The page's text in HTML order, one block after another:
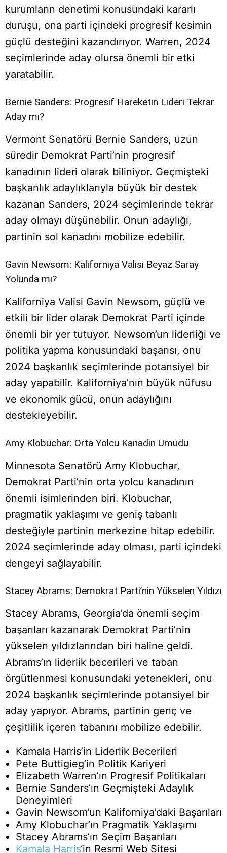
kurumların denetimi konusundaki kararlı
duruşu, ona parti içindeki progresif kesimin
güçlü desteğini kazandırıyor. Warren, 2024
seçimlerinde aday olursa önemli bir etki
yaratabilir.
Bernie Sanders: Progresif Hareketin Lideri Tekrar
Aday mı?
Vermont Senatörü Bernie Sanders, uzun
süredir Demokrat Parti’nin progresif
kanadının lideri olarak biliniyor. Geçmişteki
başkanlık adaylıklarıyla büyük bir destek
kazanan Sanders, 2024 seçimlerinde tekrar
aday olmayı düşünebilir. Onun adaylığı,
partinin sol kanadını mobilize edebilir.
Gavin Newsom: Kaliforniya Valisi Beyaz Saray
Yolunda mı?
Kaliforniya Valisi Gavin Newsom, güçlü ve
etkili bir lider olarak Demokrat Parti içinde
önemli bir yer tutuyor. Newsom’un liderliği ve
politika yapma konusundaki başarısı, onu
2024 başkanlık seçimlerinde potansiyel bir
aday yapabilir. Kaliforniya’nın büyük nüfusu
ve ekonomik gücü, onun adaylığını
destekleyebilir.
Amy Klobuchar: Orta Yolcu Kanadın Umudu
Minnesota Senatörü Amy Klobuchar,
Demokrat Parti’nin orta yolcu kanadının
önemli isimlerinden biri. Klobuchar,
pragmatik yaklaşımı ve geniş tabanlı
desteğiyle partinin merkezine hitap edebilir.
2024 seçimlerinde aday olması, parti içindeki
dengeyi sağlayabilir.
Stacey Abrams: Demokrat Parti’nin Yükselen Yıldızı
Stacey Abrams, Georgia’da önemli seçim
başarıları kazanarak Demokrat Parti’nin
yükselen yıldızlarından biri haline geldi.
Abrams’ın liderlik becerileri ve taban
örgütlenmesi konusundaki yetenekleri, onu
2024 başkanlık seçimlerinde potansiyel bir
aday yapıyor. Abrams, partinin genç ve
çeşitlilik içeren tabanını mobilize edebilir.
Kamala Harris’in Liderlik Becerileri
Pete Buttigieg’in Politik Kariyeri
Elizabeth Warren’ın Progresif Politikaları
Bernie Sanders’ın Geçmişteki Adaylık
Deneyimleri
Gavin Newsom’un Kaliforniya’daki Başarıları
Amy Klobuchar’ın Pragmatik Yaklaşımı
Stacey Abrams’ın Seçim Başarıları
Kamala Harris‘in Resmi Web Sitesi